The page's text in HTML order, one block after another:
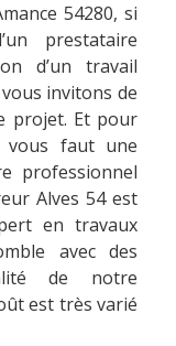
54280, si
prestataire
d’un travail
invitons de
projet. Et pour
vous faut une
professionnel
Alves 54 est
en travaux
avec des
de notre
est très varié